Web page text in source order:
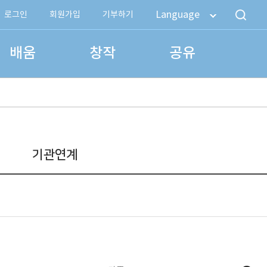
로그인 회원가입 기부하기 Language
배움 창작 공유
기관연계